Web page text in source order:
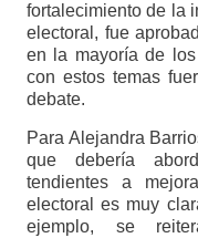
fortalecimiento de la
electoral, fue
en la mayoría de
con estos temas
debate.
Para Alejandra
que debería
tendientes a
electoral es muy
ejemplo, se